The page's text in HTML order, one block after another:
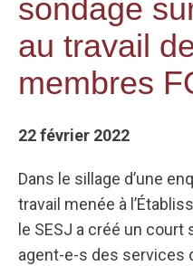
sondage
au travail
membres
22 février 2022
Dans le sillage d’une
travail menée à
le SESJ a créé un court
agent-e-s des services